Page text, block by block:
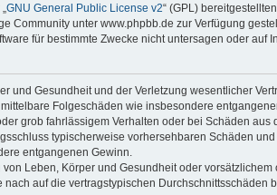
GNU General Public License v2“ (GPL)
Community unter www.phpbb.de zur Verfügung
für bestimmte Zwecke nicht untersagen oder auf
und Gesundheit und der Verletzung wesentlicher
Folgeschäden wie insbesondere
grob fahrlässigem Verhalten oder bei Schäden
typischerweise vorhersehbaren Schäden
entgangenen Gewinn.
Leben, Körper und Gesundheit oder
auf die vertragstypischen